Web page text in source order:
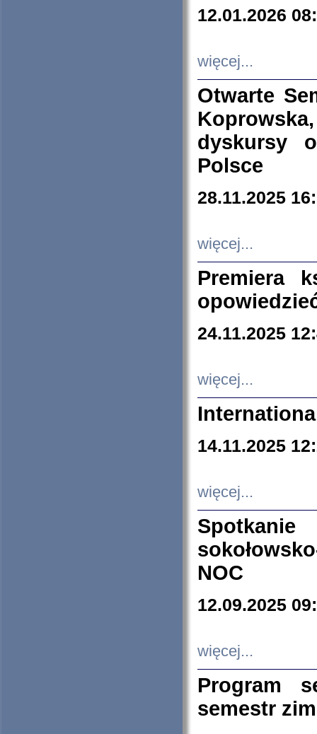
12.01.2026
więcej...
Otwarte
dyskursy
Polsce
28.11.2025
więcej...
Premiera
24.11.2025
więcej...
14.11.2025
więcej...
NOC
12.09.2025
więcej...
Program
semestr